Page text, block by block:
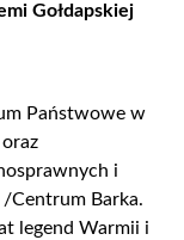
Gołdapskiej
Państwowe w
i
/Centrum Barka.
legend Warmii i